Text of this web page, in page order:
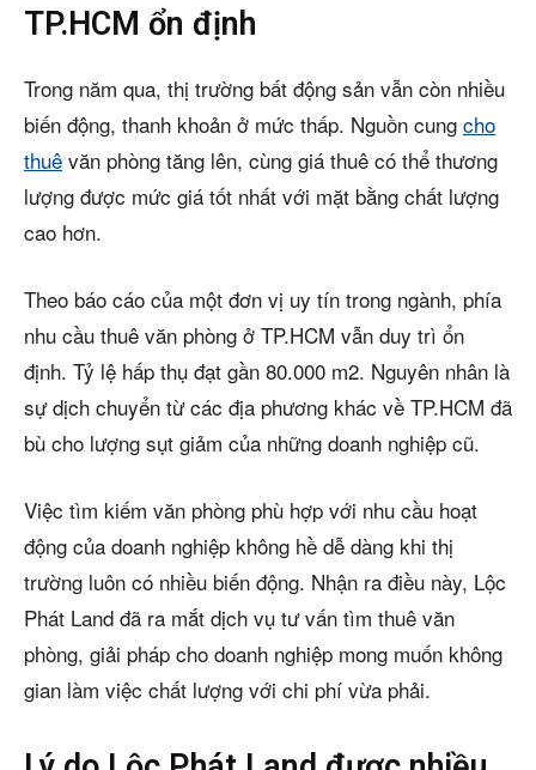
TP.HCM ổn định
Trong năm qua, thị trường bất động sản vẫn còn nhiều
biến động, thanh khoản ở mức thấp. Nguồn cung cho
thuê văn phòng tăng lên, cùng giá thuê có thể thương
lượng được mức giá tốt nhất với mặt bằng chất lượng
cao hơn.
Theo báo cáo của một đơn vị uy tín trong ngành, phía
nhu cầu thuê văn phòng ở TP.HCM vẫn duy trì ổn
định. Tỷ lệ hấp thụ đạt gần 80.000 m2. Nguyên nhân là
sự dịch chuyển từ các địa phương khác về TP.HCM đã
bù cho lượng sụt giảm của những doanh nghiệp cũ.
Việc tìm kiếm văn phòng phù hợp với nhu cầu hoạt
động của doanh nghiệp không hề dễ dàng khi thị
trường luôn có nhiều biến động. Nhận ra điều này, Lộc
Phát Land đã ra mắt dịch vụ tư vấn tìm thuê văn
phòng, giải pháp cho doanh nghiệp mong muốn không
gian làm việc chất lượng với chi phí vừa phải.